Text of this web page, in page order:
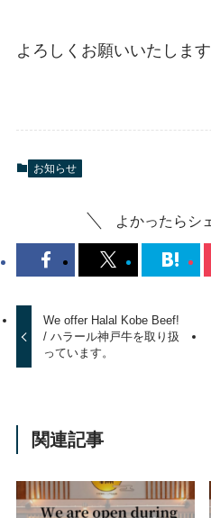
よろしくお願いいたします
お知らせ
よかったらシ
We offer Halal Kobe Beef!
/ ハラール神戸牛を取り扱
っています。
関連記事